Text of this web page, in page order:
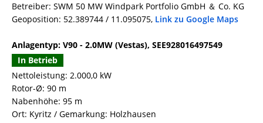
Betreiber: SWM 50 MW Windpark Portfolio GmbH ＆ Co. KG
Geoposition: 52.389744 / 11.095075, Link zu Google Maps
Anlagentyp: V90 - 2.0MW (Vestas), SEE928016497549
In Betrieb
Nettoleistung: 2.000,0 kW
Rotor-Ø: 90 m
Nabenhöhe: 95 m
Ort: Kyritz / Gemarkung: Holzhausen